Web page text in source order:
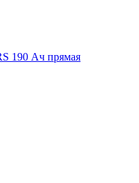
190 Ач прямая